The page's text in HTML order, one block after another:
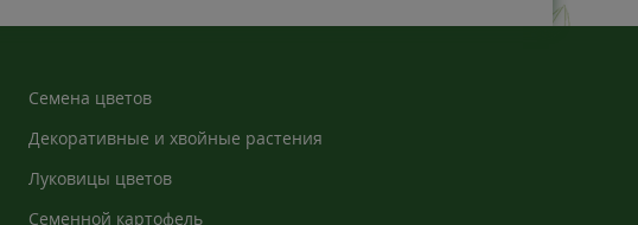
Семена цветов
Декоративные и хвойные растения
Луковицы цветов
Семенной картофель